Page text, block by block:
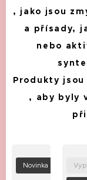
, jako jsou
a přísady,
nebo
Produkty
, aby byly
Novinka